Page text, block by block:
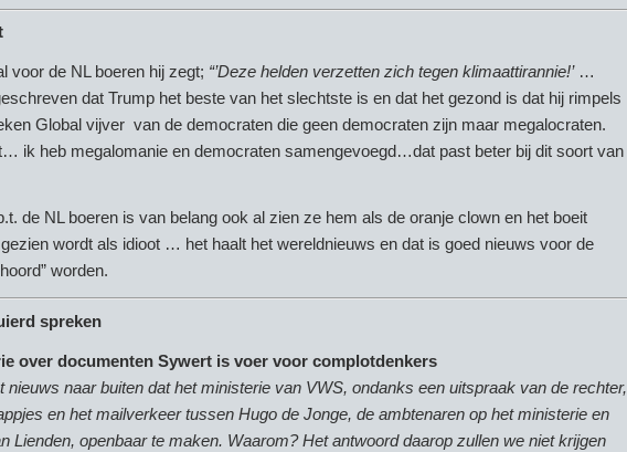
voor de NL boeren hij zegt; “’Deze helden verzetten zich tegen klimaattirannie!’…
dat Trump het beste van het slechtste is en dat het gezond is dat hij rimpels
Global vijver van de democraten die geen democraten zijn maar megalocraten.
ik heb megalomanie en democraten samengevoegd…dat past beter bij dit soort van
de NL boeren is van belang ook al zien ze hem als de oranje clown en het boeit
wordt als idioot … het haalt het wereldnieuws en dat is goed nieuws voor de
worden.
spreken
over documenten Sywert is voer voor complotdenkers
nieuws naar buiten dat het ministerie van VWS, ondanks een uitspraak van de rechter,
en het mailverkeer tussen Hugo de Jonge, de ambtenaren op het ministerie en
Lienden, openbaar te maken. Waarom? Het antwoord daarop zullen we niet krijgen